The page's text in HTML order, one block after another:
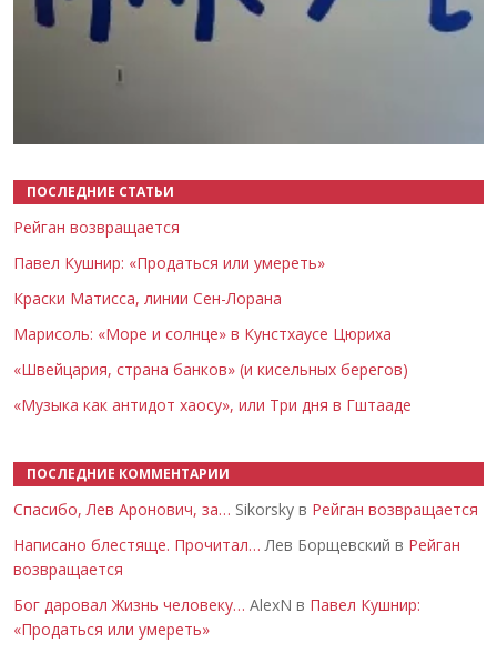
ПОСЛЕДНИЕ СТАТЬИ
Рейган возвращается
Павел Кушнир: «Продаться или умереть»
Краски Матисса, линии Сен-Лорана
Марисоль: «Море и солнце» в Кунстхаусе Цюриха
«Швейцария, страна банков» (и кисельных берегов)
«Музыка как антидот хаосу», или Три дня в Гштааде
ПОСЛЕДНИЕ КОММЕНТАРИИ
Спасибо, Лев Аронович, за… Sikorsky в Рейган возвращается
Написано блестяще. Прочитал… Лев Борщевский в Рейган
возвращается
Бог даровал Жизнь человеку… AlexN в Павел Кушнир:
«Продаться или умереть»